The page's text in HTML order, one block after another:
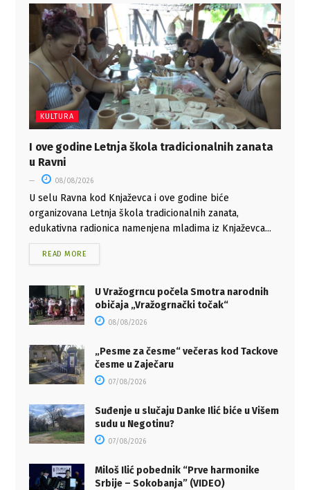
KULTURA
I ove godine Letnja škola tradicionalnih zanata
u Ravni
08/08/2026
U selu Ravna kod Knjaževca i ove godine biće
organizovana Letnja škola tradicionalnih zanata,
edukativna radionica namenjena mladima iz Knjaževca...
READ MORE
U Vražogrncu počela Smotra narodnih
običaja „Vražogrnački točak“
08/08/2026
„Pesme za česme“ večeras kod Tackove
česme u Zaječaru
07/08/2026
Suđenje u slučaju Danke Ilić biće u Višem
sudu u Negotinu?
07/08/2026
Miloš Ilić pobednik “Prve harmonike
Srbije – Sokobanja” (VIDEO)